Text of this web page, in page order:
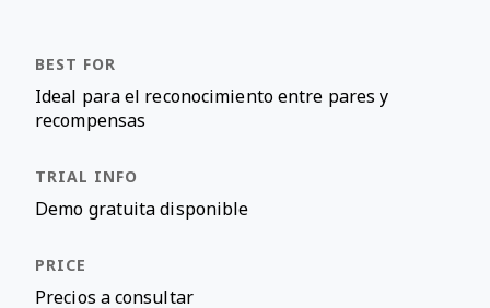
Ideal para el reconocimiento entre pares y
recompensas
Demo gratuita disponible
Precios a consultar